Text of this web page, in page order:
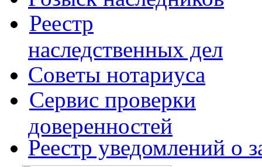
Реестр
наследственных дел
Советы нотариуса
Сервис проверки
доверенностей
Реестр уведомлений о